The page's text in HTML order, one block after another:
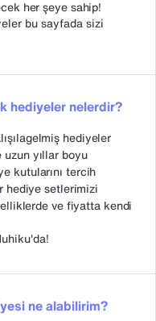
her şeye sahip!
bu sayfada sizi
hediyeler nelerdir?
hediyeler
yıllar boyu
kutularını tercih
hediye setlerimizi
ve fiyatta kendi
ne alabilirim?